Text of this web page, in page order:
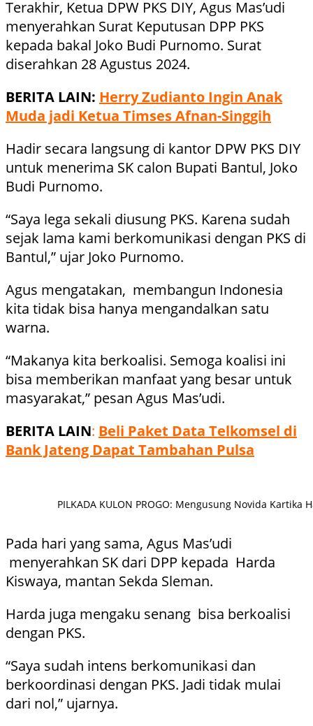
Terakhir, Ketua DPW PKS DIY, Agus Mas’udi
menyerahkan Surat Keputusan DPP PKS
kepada bakal Joko Budi Purnomo. Surat
diserahkan 28 Agustus 2024.
BERITA LAIN: Herry Zudianto Ingin Anak
Muda jadi Ketua Timses Afnan-Singgih
Hadir secara langsung di kantor DPW PKS DIY
untuk menerima SK calon Bupati Bantul, Joko
Budi Purnomo.
“Saya lega sekali diusung PKS. Karena sudah
sejak lama kami berkomunikasi dengan PKS di
Bantul,” ujar Joko Purnomo.
Agus mengatakan, membangun Indonesia
kita tidak bisa hanya mengandalkan satu
warna.
“Makanya kita berkoalisi. Semoga koalisi ini
bisa memberikan manfaat yang besar untuk
masyarakat,” pesan Agus Mas’udi.
BERITA LAIN: Beli Paket Data Telkomsel di
Bank Jateng Dapat Tambahan Pulsa
PILKADA KULON PROGO: Mengusung Novida
Pada hari yang sama, Agus Mas’udi
menyerahkan SK dari DPP kepada Harda
Kiswaya, mantan Sekda Sleman.
Harda juga mengaku senang bisa berkoalisi
dengan PKS.
“Saya sudah intens berkomunikasi dan
berkoordinasi dengan PKS. Jadi tidak mulai
dari nol,” ujarnya.